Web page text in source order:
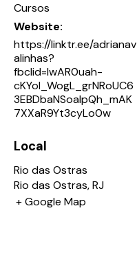
Cursos
Website:
https://linktr.ee/adrianav
alinhas?
fbclid=IwAR0uah-
cKYol_WogL_grNRoUC6
3EBDbaNSoaIpQh_mAK
7XXaR9Yt3cyLo0w
Local
Rio das Ostras
Rio das Ostras,RJ
+ Google Map